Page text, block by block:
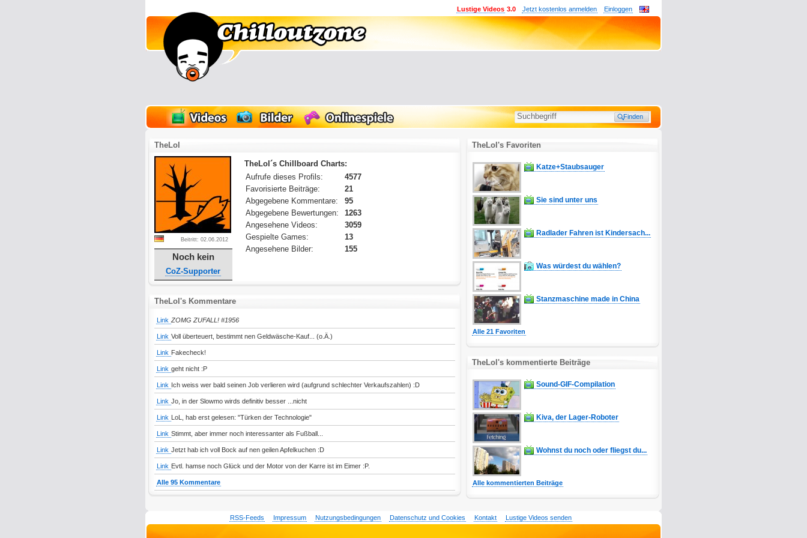
Einloggen
Jetzt kostenlos anmelden
Lustige Videos 3.0
TheLol
Beitritt: 02.06.2012
Noch kein
CoZ-Supporter
TheLol´s Chillboard Charts:
Aufrufe dieses Profils:
4577
Favorisierte Beiträge:
21
Abgegebene Kommentare:
95
Abgegebene Bewertungen:
1263
Angesehene Videos:
3059
Gespielte Games:
13
Angesehene Bilder:
155
TheLol's Kommentare
Link ZOMG ZUFALL! #1956
Link Voll überteuert, bestimmt nen Geldwäsche-Kauf... (o.Ä.)
Link Fakecheck!
Link geht nicht :P
Link Ich weiss wer bald seinen Job verlieren wird (aufgrund schlechter Verkaufszahlen) :D
Link Jo, in der Slowmo wirds definitiv besser ...nicht
Link LoL, hab erst gelesen: "Türken der Technologie"
Link Stimmt, aber immer noch interessanter als Fußball...
Link Jetzt hab ich voll Bock auf nen geilen Apfelkuchen :D
Link Evtl. hamse noch Glück und der Motor von der Karre ist im Eimer :P.
Alle 95 Kommentare
TheLol's Favoriten
Katze+Staubsauger
Sie sind unter uns
Radlader Fahren ist Kindersach...
Was würdest du wählen?
Stanzmaschine made in China
Alle 21 Favoriten
TheLol's kommentierte Beiträge
Sound-GIF-Compilation
Kiva, der Lager-Roboter
Wohnst du noch oder fliegst du...
Alle kommentierten Beiträge
RSS-Feeds Impressum Nutzungsbedingungen Datenschutz und Cookies Kontakt Lustige Videos senden